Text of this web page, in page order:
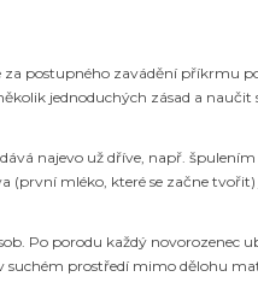
postupného zavádění příkrmu
jednoduchých zásad a
najevo už dříve, např.
mléko, které se začne
Po porodu každý novorozenec
prostředí mimo dělohu